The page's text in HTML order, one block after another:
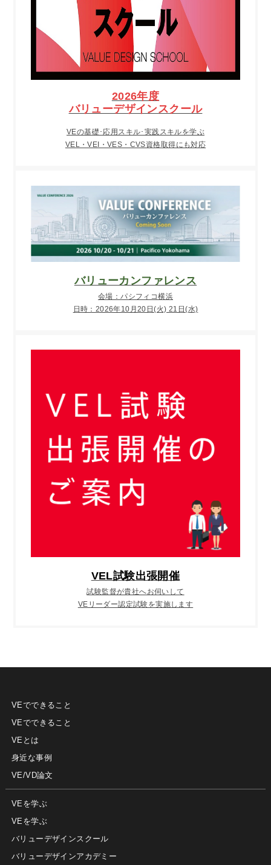
2026年度
バリューデザインスクール
VEの基礎･応用スキル･実践スキルを学ぶ
VEL・VEI・VES・CVS資格取得にも対応
バリューカンファレンス
会場：パシフィコ横浜
日時：2026年10月20日(火) 21日(水)
VEL試験出張開催
試験監督が貴社へお伺いして
VEリーダー認定試験を実施します
VEでできること
VEでできること
VEとは
身近な事例
VE/VD論文
VEを学ぶ
VEを学ぶ
バリューデザインスクール
バリューデザインアカデミー